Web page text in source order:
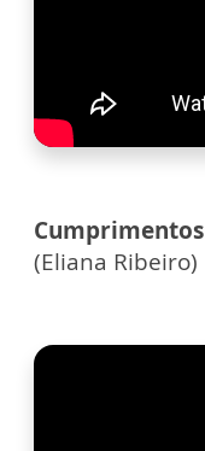
Cumprimentos
(Eliana Ribeiro)